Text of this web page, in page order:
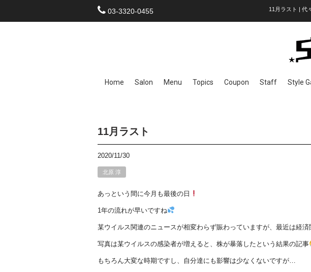
03-3320-0455 11月ラスト | 代
Home Salon Menu Topics Coupon Staff Style
11月ラスト
2020/11/30
北原 淳
あっという間に今月も最後の日
1年の流れが早いですね
某ウイルス関連のニュースが相変わらず賑わっていますが、最近は経
写真は某ウイルスの感染者が増えると、株が暴落したという結果の記事
もちろん大変な時期ですし、自分達にも影響は少なくないですが…